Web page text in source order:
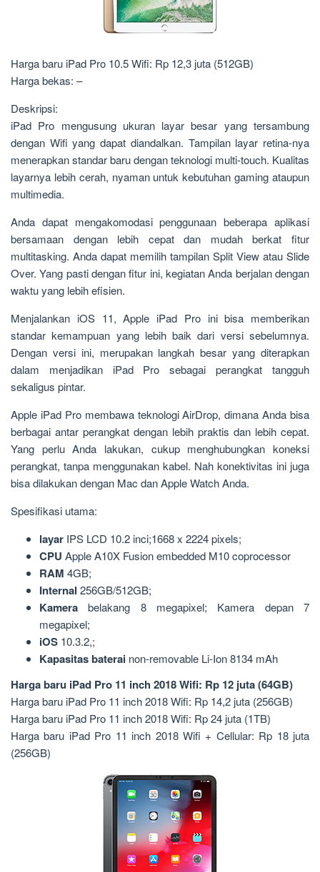
Harga baru iPad Pro 10.5 Wifi: Rp 12,3 juta (512GB)
Harga bekas: –
Deskripsi:
iPad Pro mengusung ukuran layar besar yang tersambung
dengan Wifi yang dapat diandalkan. Tampilan layar retina-nya
menerapkan standar baru dengan teknologi multi-touch. Kualitas
layarnya lebih cerah, nyaman untuk kebutuhan gaming ataupun
multimedia.
Anda dapat mengakomodasi penggunaan beberapa aplikasi
bersamaan dengan lebih cepat dan mudah berkat fitur
multitasking. Anda dapat memilih tampilan Split View atau Slide
Over. Yang pasti dengan fitur ini, kegiatan Anda berjalan dengan
waktu yang lebih efisien.
Menjalankan iOS 11, Apple iPad Pro ini bisa memberikan
standar kemampuan yang lebih baik dari versi sebelumnya.
Dengan versi ini, merupakan langkah besar yang diterapkan
dalam menjadikan iPad Pro sebagai perangkat tangguh
sekaligus pintar.
Apple iPad Pro membawa teknologi AirDrop, dimana Anda bisa
berbagai antar perangkat dengan lebih praktis dan lebih cepat.
Yang perlu Anda lakukan, cukup menghubungkan koneksi
perangkat, tanpa menggunakan kabel. Nah konektivitas ini juga
bisa dilakukan dengan Mac dan Apple Watch Anda.
Spesifikasi utama:
layar IPS LCD 10.2 inci;1668 x 2224 pixels;
CPU Apple A10X Fusion embedded M10 coprocessor
RAM 4GB;
Internal 256GB/512GB;
Kamera belakang 8 megapixel; Kamera depan 7
megapixel;
iOS 10.3.2,;
Kapasitas baterai non-removable Li-Ion 8134 mAh
Harga baru iPad Pro 11 inch 2018 Wifi: Rp 12 juta (64GB)
Harga baru iPad Pro 11 inch 2018 Wifi: Rp 14,2 juta (256GB)
Harga baru iPad Pro 11 inch 2018 Wifi: Rp 24 juta (1TB)
Harga baru iPad Pro 11 inch 2018 Wifi + Cellular: Rp 18 juta
(256GB)